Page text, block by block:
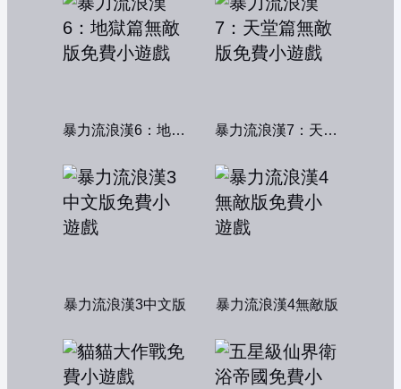
暴力流浪漢6：地獄篇無敵版 暴力流浪漢7：天堂篇無敵版
暴力流浪漢3中文版 暴力流浪漢4無敵版